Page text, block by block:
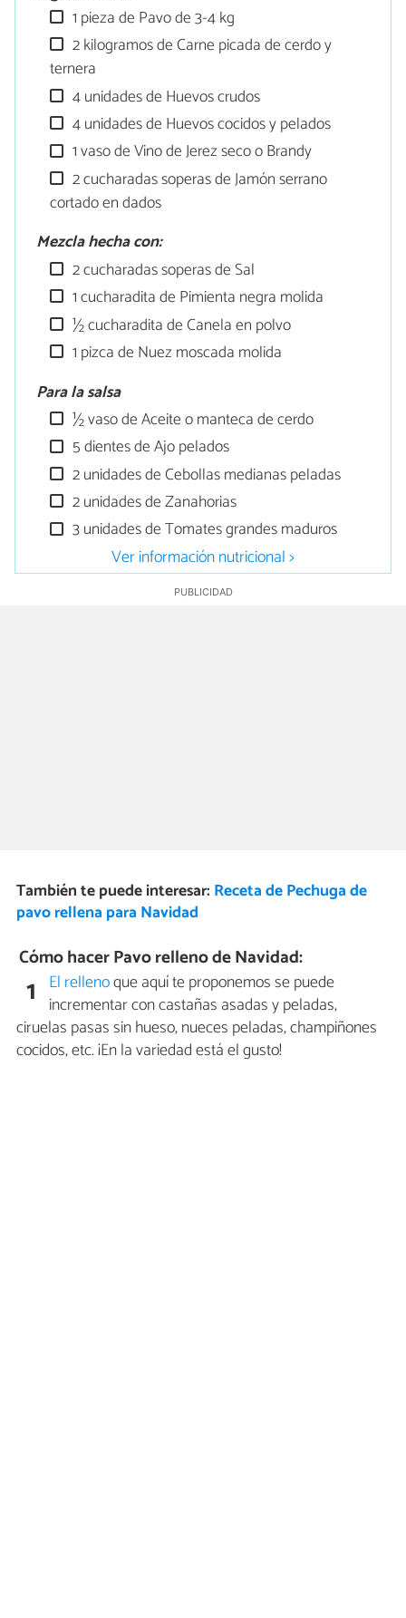
1 pieza de Pavo de 3-4 kg
2 kilogramos de Carne picada de cerdo y
ternera
4 unidades de Huevos crudos
4 unidades de Huevos cocidos y pelados
1 vaso de Vino de Jerez seco o Brandy
2 cucharadas soperas de Jamón serrano
cortado en dados
Mezcla hecha con:
2 cucharadas soperas de Sal
1 cucharadita de Pimienta negra molida
½ cucharadita de Canela en polvo
1 pizca de Nuez moscada molida
Para la salsa
½ vaso de Aceite o manteca de cerdo
5 dientes de Ajo pelados
2 unidades de Cebollas medianas peladas
2 unidades de Zanahorias
3 unidades de Tomates grandes maduros
Ver información nutricional >
También te puede interesar: Receta de Pechuga de
pavo rellena para Navidad
Cómo hacer Pavo relleno de Navidad:
1 El rellenoque aquí te proponemos se puede
incrementar con castañas asadas y peladas,
ciruelas pasas sin hueso, nueces peladas, champiñones
cocidos, etc. ¡En la variedad está el gusto!